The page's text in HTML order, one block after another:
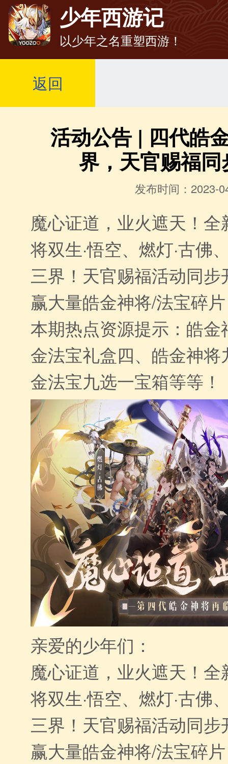
少年西游记
以少年之名重塑西游！
返回
活动公告 | 四代皓
界，天官赐福
发布时间：2023-
魔心证道，业火遮天！
将双生·悟空、燃灯·古佛
三界！天官赐福活动同
赢大量皓金神将/法宝碎
本期热点资源提示：皓
金法宝礼盒四、皓金神
金法宝九选一宝箱等等！
亲爱的少年们：
魔心证道，业火遮天！
将双生·悟空、燃灯·古佛
三界！天官赐福活动同
赢大量皓金神将/法宝碎